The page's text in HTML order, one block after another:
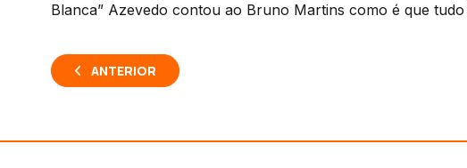
Blanca” Azevedo contou ao Bruno Martins como é que
ANTERIOR